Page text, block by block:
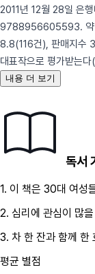
2011년 12월 28일 은
9788956605593. 약
8.8(116건), 판매지수
대표작으로 평가받는
내용 더 보기
독서
1. 이 책은 30대 여성
2. 심리 에 관심이 많
3. 차 한 잔과 함께 한
평균 별점